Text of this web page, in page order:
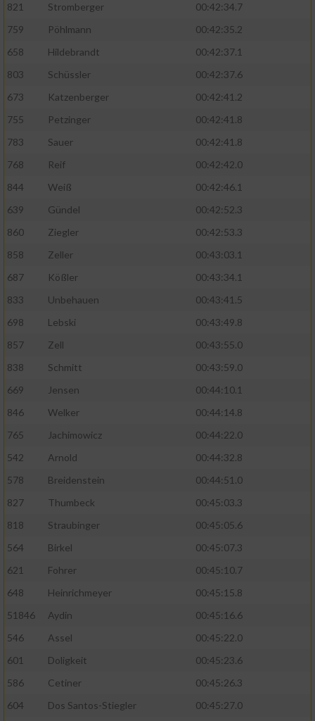
821
Stromberger
00:42:34.7
759
Pöhlmann
00:42:35.2
658
Hildebrandt
00:42:37.1
803
Schüssler
00:42:37.6
673
Katzenberger
00:42:41.2
755
Petzinger
00:42:41.8
783
Sauer
00:42:41.8
768
Reif
00:42:42.0
844
Weiß
00:42:46.1
639
Gündel
00:42:52.3
860
Ziegler
00:42:53.3
858
Zeller
00:43:03.1
687
Kößler
00:43:34.1
833
Unbehauen
00:43:41.5
698
Lebski
00:43:49.8
857
Zell
00:43:55.0
838
Schmitt
00:43:59.0
669
Jensen
00:44:10.1
846
Welker
00:44:14.8
765
Jachimowicz
00:44:22.0
542
Arnold
00:44:32.8
578
Breidenstein
00:44:51.0
827
Thumbeck
00:45:03.3
818
Straubinger
00:45:05.6
564
Birkel
00:45:07.3
621
Fohrer
00:45:10.7
648
Heinrichmeyer
00:45:15.8
51846
Aydin
00:45:16.6
546
Assel
00:45:22.0
601
Doligkeit
00:45:23.6
586
Cetiner
00:45:26.3
604
Dos Santos-Stiegler
00:45:27.0